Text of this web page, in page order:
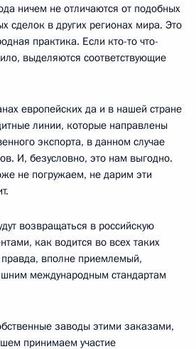
ничем не отличаются от подобных
сделок в других регионах мира. Это
практика. Если кто-то что-
выделяются соответствующие
европейских да и в нашей стране
линии, которые направлены
экспорта, в данном случае
И, безусловно, это нам выгодно.
не погружаем, не дарим эти
возвращаться в российскую
как водится во всех таких
правда, вполне приемлемый,
международным стандартам
заводы этими заказами,
принимаем участие